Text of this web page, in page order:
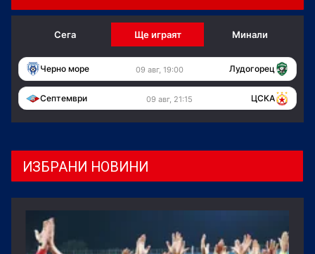
Сега Ще играят Минали
Черно море 09 авг, 19:00 Лудогорец
Септември 09 авг, 21:15 ЦСКА
ИЗБРАНИ НОВИНИ